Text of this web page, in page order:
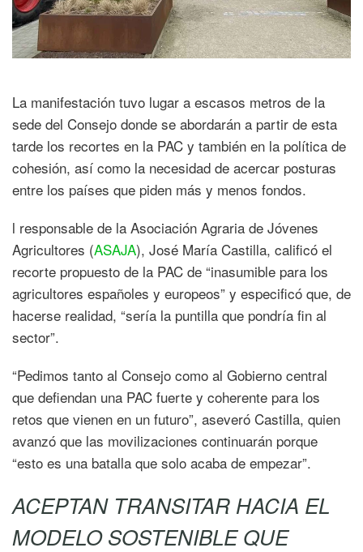
La manifestación tuvo lugar a escasos metros de la
sede del Consejo donde se abordarán a partir de esta
tarde los recortes en la PAC y también en la política de
cohesión, así como la necesidad de acercar posturas
entre los países que piden más y menos fondos.
l responsable de la Asociación Agraria de Jóvenes
Agricultores (ASAJA), José María Castilla, calificó el
recorte propuesto de la PAC de “inasumible para los
agricultores españoles y europeos” y especificó que, de
hacerse realidad, “sería la puntilla que pondría fin al
sector”.
“Pedimos tanto al Consejo como al Gobierno central
que defiendan una PAC fuerte y coherente para los
retos que vienen en un futuro”, aseveró Castilla, quien
avanzó que las movilizaciones continuarán porque
“esto es una batalla que solo acaba de empezar”.
ACEPTAN TRANSITAR HACIA EL
MODELO SOSTENIBLE QUE